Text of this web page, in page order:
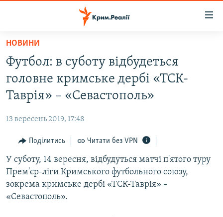
Перейти
основного
матеріалу
Перейти
до
основної
навігації
Перейти
пошуку
НОВИНИ
ВОДА.КРИМ
ВІДЕО ТА ФОТО
БЛОГИ
ПОГЛЯД
ІНТЕРВ'Ю
ВСЕ ЗА ДЕНЬ
СПЕЦПРОЕКТИ
НОВИНИ
Футбол: в суботу відбудеться
головне кримське дербі «ТСК-
Таврія» – «Севастополь»
13 вересень 2019, 17:48
Поділитись Читати без VPN
У суботу, 14 вересня, відбудуться матчі п'ятого туру
Прем'єр-ліги Кримського футбольного союзу,
зокрема кримське дербі «ТСК-Таврія» –
«Севастополь».